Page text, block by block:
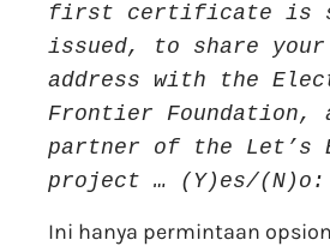
first certificate is
issued, to share
address with the
Frontier Foundation,
partner of the Let’s
project … (Y)es/(N)o:
Ini hanya permintaan